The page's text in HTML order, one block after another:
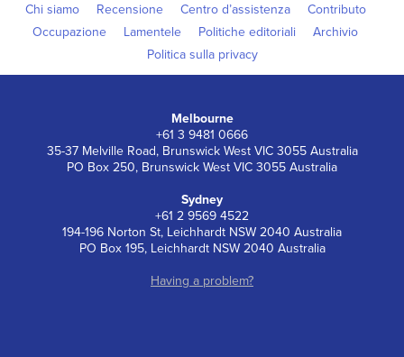
Chi siamo Recensione Centro d’assistenza
Contributo
Occupazione
Lamentele Politiche editoriali
Archivio
Politica sulla privacy
Melbourne
+61 3 9481 0666
35-37 Melville Road, Brunswick West VIC 3055 Australia
PO Box 250, Brunswick West VIC 3055 Australia
Sydney
+61 2 9569 4522
194-196 Norton St, Leichhardt NSW 2040 Australia
PO Box 195, Leichhardt NSW 2040 Australia
Having a problem?